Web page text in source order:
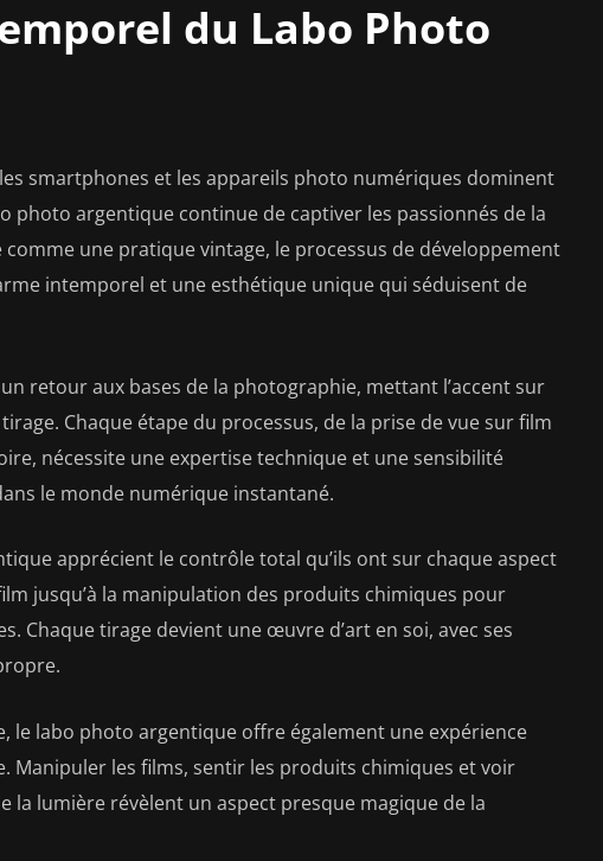
du Labo Photo
smartphones et les appareils photo numériques dominent
photo argentique continue de captiver les passionnés de la
une pratique vintage, le processus de développement
intemporel et une esthétique unique qui séduisent de
retour aux bases de la photographie, mettant l’accent sur
Chaque étape du processus, de la prise de vue sur film
nécessite une expertise technique et une sensibilité
le monde numérique instantané.
apprécient le contrôle total qu’ils ont sur chaque aspect
jusqu’à la manipulation des produits chimiques pour
Chaque tirage devient une œuvre d’art en soi, avec ses
le labo photo argentique offre également une expérience
Manipuler les films, sentir les produits chimiques et voir
la lumière révèlent un aspect presque magique de la